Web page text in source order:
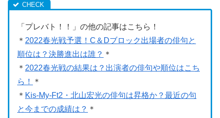
「プレバト！！」の他の記事はこちら！
＊ 2022春光戦予選！C＆Dブロック出場者の俳句と
順位は？決勝進出は誰？ ＊
＊ 2022春光戦の結果は？出演者の俳句や順位はこち
ら！
＊
＊ Kis-My-Ft2・北山宏光の俳句は昇格か？最近の句
と今までの成績は？ ＊